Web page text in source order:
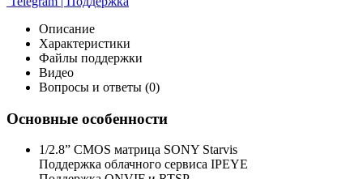
Описание
Характеристики
Файлы поддержки
Видео
Вопросы и ответы (0)
Основные особенности
1/2.8” CMOS матрица SONY Starvis
Поддержка облачного сервиса IPEYE